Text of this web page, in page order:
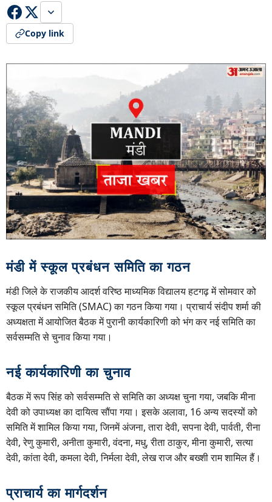
Copy link
मंडी में स्कूल प्रबंधन समिति का गठन
मंडी जिले के राजकीय आदर्श वरिष्ठ माध्यमिक विद्यालय हटगढ़ में सोमवार को
स्कूल प्रबंधन समिति (SMAC) का गठन किया गया। प्राचार्य संदीप शर्मा की
अध्यक्षता में आयोजित बैठक में पुरानी कार्यकारिणी को भंग कर नई समिति का
सर्वसम्मति से चुनाव किया गया।
नई कार्यकारिणी का चुनाव
बैठक में रूप सिंह को सर्वसम्मति से समिति का अध्यक्ष चुना गया, जबकि मीना
देवी को उपाध्यक्ष का दायित्व सौंपा गया। इसके अलावा, 16 अन्य सदस्यों को
समिति में शामिल किया गया, जिनमें अंजना, तारा देवी, सपना देवी, पार्वती, रीना
देवी, रेणु कुमारी, अनीता कुमारी, वंदना, मधु, रीता ठाकुर, मीना कुमारी, सत्या
देवी, कांता देवी, कमला देवी, निर्मला देवी, लेख राज और बख्शी राम शामिल हैं।
प्राचार्य का मार्गदर्शन